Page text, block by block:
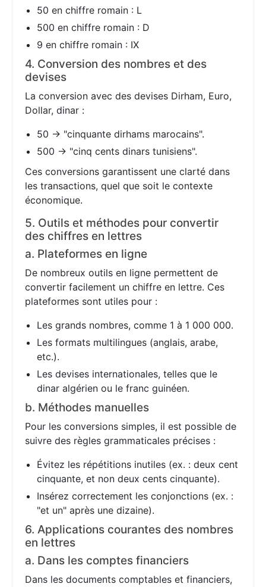
50 en chiffre romain : L
500 en chiffre romain : D
9 en chiffre romain : IX
4. Conversion des nombres et des
devises
La conversion avec des devises Dirham, Euro,
Dollar, dinar :
50 → "cinquante dirhams marocains".
500 → "cinq cents dinars tunisiens".
Ces conversions garantissent une clarté dans
les transactions, quel que soit le contexte
économique.
5. Outils et méthodes pour convertir
des chiffres en lettres
a. Plateformes en ligne
De nombreux outils en ligne permettent de
convertir facilement un chiffre en lettre. Ces
plateformes sont utiles pour :
Les grands nombres, comme 1 à 1 000 000.
Les formats multilingues (anglais, arabe,
etc.).
Les devises internationales, telles que le
dinar algérien ou le franc guinéen.
b. Méthodes manuelles
Pour les conversions simples, il est possible de
suivre des règles grammaticales précises :
Évitez les répétitions inutiles (ex. : deux cent
cinquante, et non deux cents cinquante).
Insérez correctement les conjonctions (ex. :
"et un" après une dizaine).
6. Applications courantes des nombres
en lettres
a. Dans les comptes financiers
Dans les documents comptables et financiers,